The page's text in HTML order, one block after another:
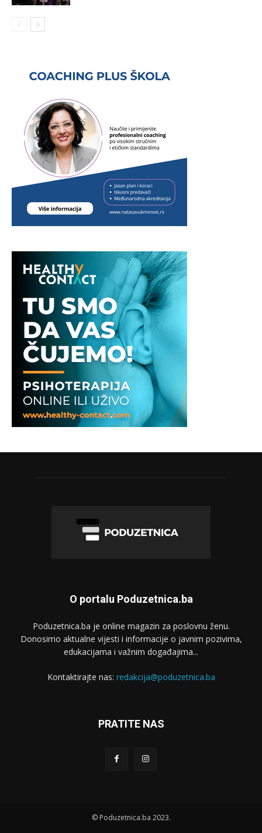
O portalu Poduzetnica.ba
Poduzetnica.ba je online magazin za poslovnu ženu.
Donosimo aktualne vijesti i informacije o javnim pozivima,
edukacijama i važnim događajima...
Kontaktirajte nas: redakcija@poduzetnica.ba
PRATITE NAS
© Poduzetnica.ba 2023.